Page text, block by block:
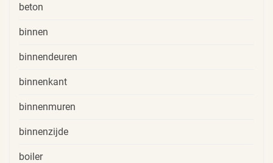
beton
binnen
binnendeuren
binnenkant
binnenmuren
binnenzijde
boiler